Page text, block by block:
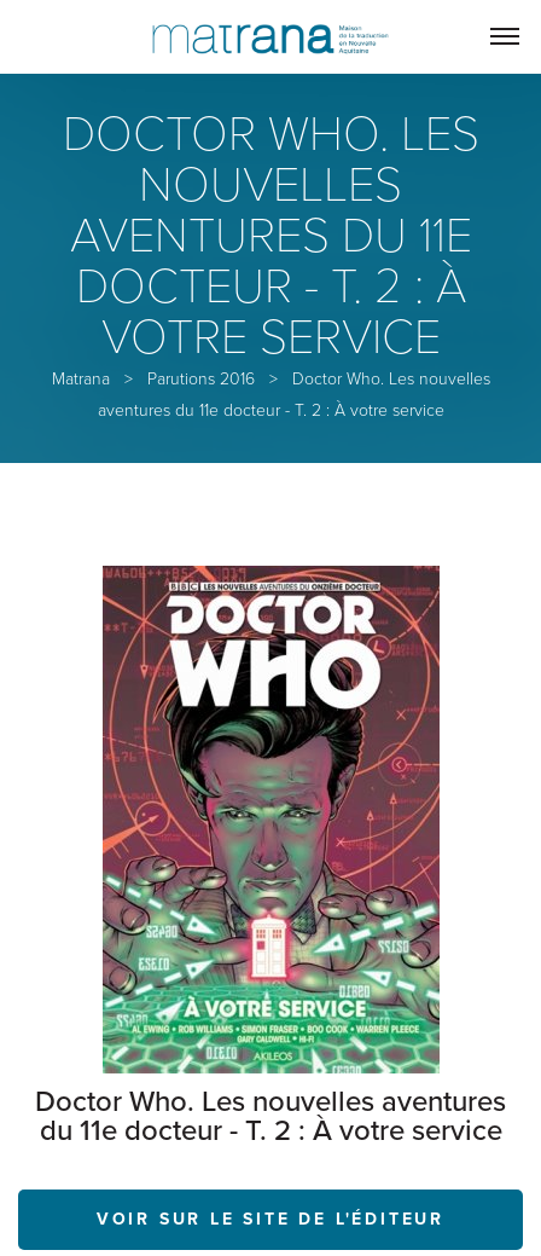
DOCTOR WHO. LES
NOUVELLES
AVENTURES DU 11E
DOCTEUR - T. 2 : À
VOTRE SERVICE
Matrana> Parutions 2016 >
Doctor Who. Les nouvelles
aventures du 11e docteur - T. 2 : À votre service
Doctor Who. Les nouvelles aventures
du 11e docteur - T. 2 : À votre service
VOIR SUR LE SITE DE L'ÉDITEUR